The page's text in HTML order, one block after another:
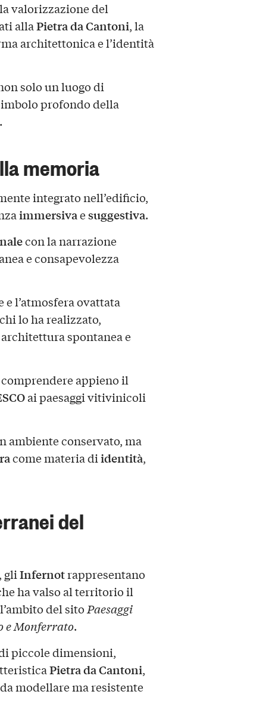
valorizzazione del
allaPietra da Cantoni, la
architettonica e l’identità
solo un luogo di
profondo della
memoria
integrato nell’edificio,
immersivaesuggestiva.
con la narrazione
e consapevolezza
l’atmosfera ovattata
lo ha realizzato,
spontanea e
appieno il
ai paesaggi vitivinicoli
ambiente conservato, ma
come materia diidentità,
del
gliInfernotrappresentano
ha valso al territorio il
del sitoPaesaggi
e Monferrato.
piccole dimensioni,
Pietra da Cantoni,
modellare ma resistente